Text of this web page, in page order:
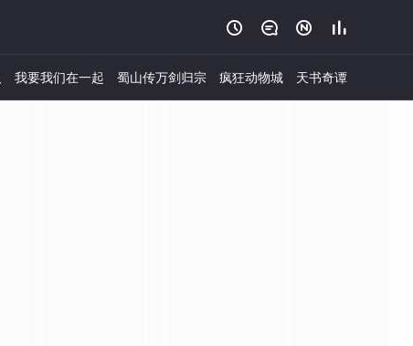
   
我要我们在一起 蜀山传万剑归宗 疯狂动物城 天书奇谭